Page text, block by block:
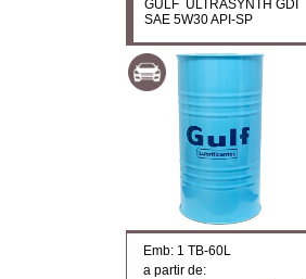
GULF ULTRASYNTH GDI
SAE 5W30 API-SP
Emb: 1 TB-60L
a partir de: